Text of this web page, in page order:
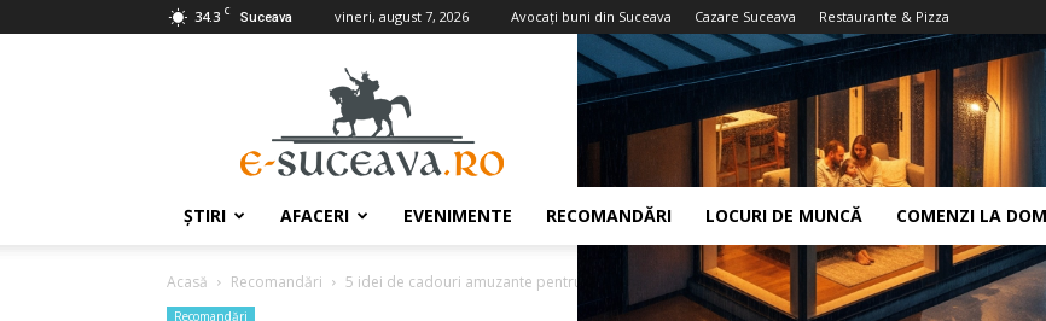
34.3 C Suceava vineri, august 7, 2026 Avocaţi buni din Suceava Cazare Suceava Restaurante & Pizza
ŞTIRI AFACERI EVENIMENTE RECOMANDĂRI LOCURI DE MUNCĂ COMENZI LA
Acasă Recomandări 5 idei de cadouri amuzante pentru copii
Recomandări